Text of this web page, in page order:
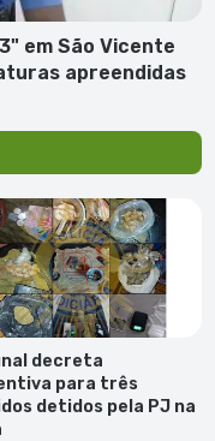
em São Vicente
apreendidas
decreta
para três
detidos pela PJ na